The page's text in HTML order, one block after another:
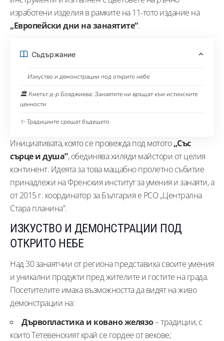
изработени изделия в рамките на 11-тото издание на
„Европейски дни на занаятите“.
Съдържание
Изкуство и демонстрации под открито небе
🏛️ Кметът д-р Бояджиева: Занаятите ни връщат към истинските
ценности
✨ Традициите срещат бъдещето
Инициативата, която се провежда под мотото„Със
сърце и душа”, обединява хиляди майстори от целия
континент. Идеята за това мащабно пролетно събитие
принадлежи на Френския институт за умения и занаяти, а
от 2015 г. координатор за България е РСО „Централна
Стара планина”.
ИЗКУСТВО И ДЕМОНСТРАЦИИ ПОД
ОТКРИТО НЕБЕ
Над 30 занаятчии от региона представиха своите умения
и уникални продукти пред жителите и гостите на града.
Посетителите имаха възможността да видят на живо
демонстрации на:
Дървопластика и ковано желязо– традиции, с
които Тетевенският край се гордее от векове;